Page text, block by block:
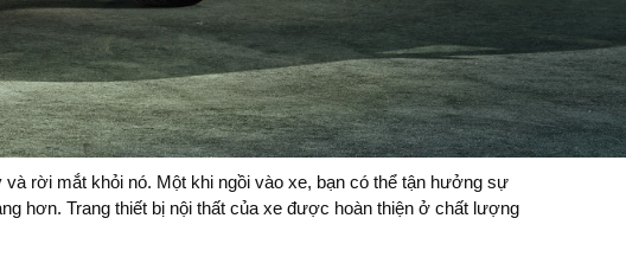
rời mắt khỏi nó. Một khi ngồi vào xe, bạn có thể tận hưởng sự
hơn. Trang thiết bị nội thất của xe được hoàn thiện ở chất lượng